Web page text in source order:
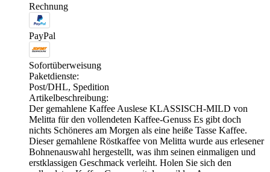
Rechnung
PayPal
Sofortüberweisung
Paketdienste:
Post/DHL, Spedition
Artikelbeschreibung:
Der gemahlene Kaffee Auslese KLASSISCH-MILD von
Melitta für den vollendeten Kaffee-Genuss Es gibt doch
nichts Schöneres am Morgen als eine heiße Tasse Kaffee.
Dieser gemahlene Röstkaffee von Melitta wurde aus erlesener
Bohnenauswahl hergestellt, was ihm seinen einmaligen und
erstklassigen Geschmack verleiht. Holen Sie sich den